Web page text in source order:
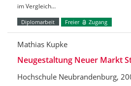
im Vergleich…
Diplomarbeit Freier Zugang
Mathias Kupke
Neugestaltung Neuer Markt
Hochschule Neubrandenburg,